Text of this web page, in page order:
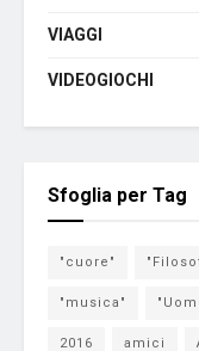
VIAGGI
VIDEOGIOCHI
Sfoglia per Tag
"cuore"
"musica"
2016 amici